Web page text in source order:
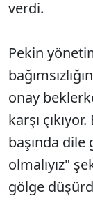
verdi.
Pekin
onay
karşı
başında
olmalıyız"
gölge